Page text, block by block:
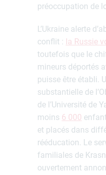
préoccupation de
L’Ukraine alerte
conflit : la Russie
toutefois que le
mineurs déportés
puisse être établi.
substantielle de
de l’Université de
moins 6 000
et placés dans
rééducation. Le
familiales de
ouvertement